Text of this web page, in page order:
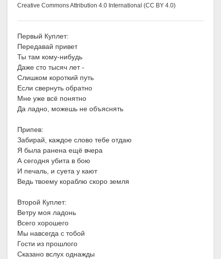
Creative Commons Attribution 4.0 International (CC BY 4.0)
Первый Куплет:
Передавай привет
Ты там кому-нибудь
Даже сто тысяч лет -
Слишком короткий путь
Если свернуть обратно
Мне уже всё понятно
Да ладно, можешь не объяснять
Припев:
Забирай, каждое слово тебе отдаю
Я была ранена ещё вчера
А сегодня убита в бою
И печаль, и суета у кают
Ведь твоему кораблю скоро земля
Второй Куплет:
Ветру моя ладонь
Всего хорошего
Мы навсегда с тобой
Гости из прошлого
Сказано вслух однажды